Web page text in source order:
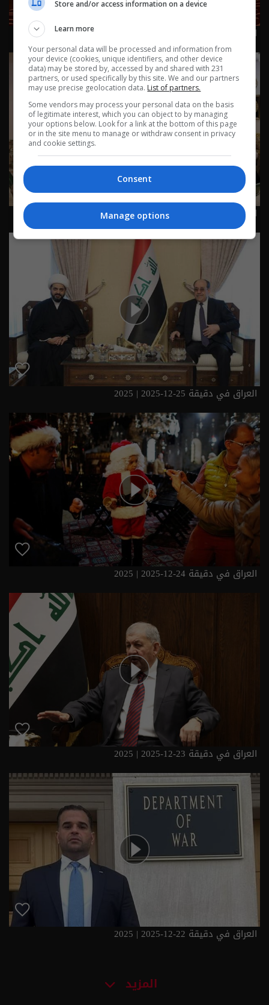
العراق في دقيقة 27-12-2025 | 2025
العراق في دقيقة 26-12-2025 | 2025
العراق في دقيقة 25-12-2025 | 2025
العراق في دقيقة 24-12-2025 | 2025
العراق في دقيقة 23-12-2025 | 2025
العراق في دقيقة 22-12-2025 | 2025
المزيد
Store and/or access information on a device
Learn more
Your personal data will be processed and information from
your device (cookies, unique identifiers, and other device
data) may be stored by, accessed by and shared with 231
partners, or used specifically by this site. We and our partners
may use precise geolocation data. List of partners.
Some vendors may process your personal data on the basis
of legitimate interest, which you can object to by managing
your options below. Look for a link at the bottom of this page
or in the site menu to manage or withdraw consent in privacy
and cookie settings.
Consent
Manage options